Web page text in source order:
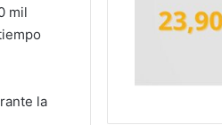
mil
la